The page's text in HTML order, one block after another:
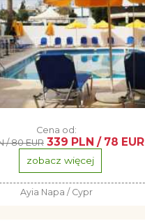
Cena od:
/ 80 EUR 339 PLN / 78 EUR
zobacz więcej
Ayia Napa / Cypr